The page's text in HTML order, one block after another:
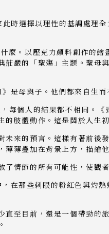
時選擇以理性的基調處理
。以壓克力顏料創作的繪
嚴的「聖殤」主題。聖母
母與子。他們都來自生而
每個人的結果都不相同。
肢體動作。這是關於人生
來的預言。這樣有著前後
薄疊加在背景上方，描繪
情節的所有可能性，使觀
在那些刺眼的粉紅色與灼
直至目前，還是一個帶勁的